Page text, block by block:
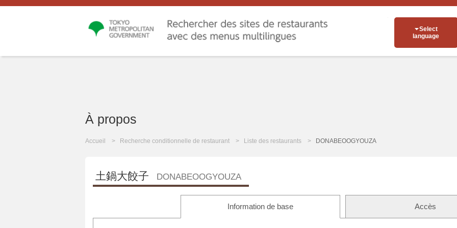
Select
language
À propos
Accueil Recherche conditionnelle de restaurant Liste des restaurants DONABEOOGYOUZA
土鍋大餃子 DONABEOOGYOUZA
Information de base Accès